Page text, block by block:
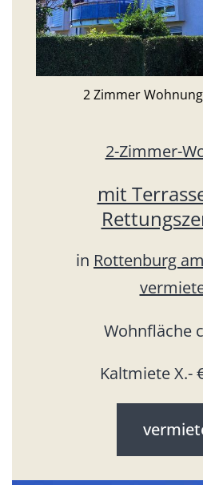
2 Zimmer
2-Zimmer-
mit
in Rottenburg
Wohnfläche
Kaltmiete X.-